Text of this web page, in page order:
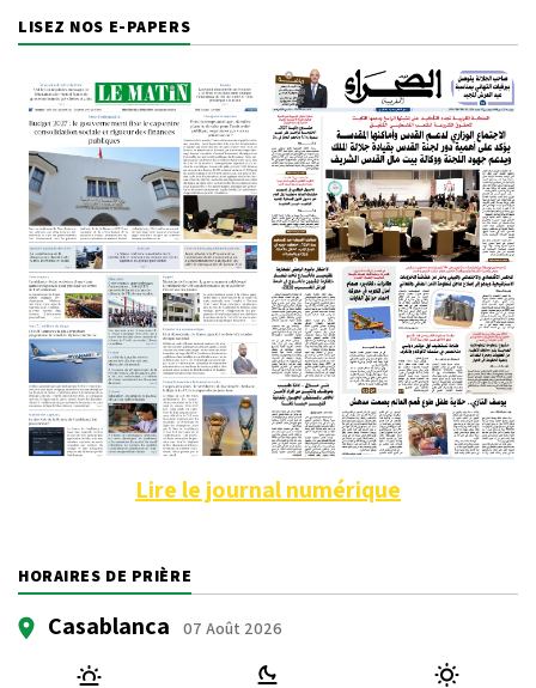
LISEZ NOS E-PAPERS
Lire le journal numérique
HORAIRES DE PRIÈRE
Casablanca 07 Août 2026